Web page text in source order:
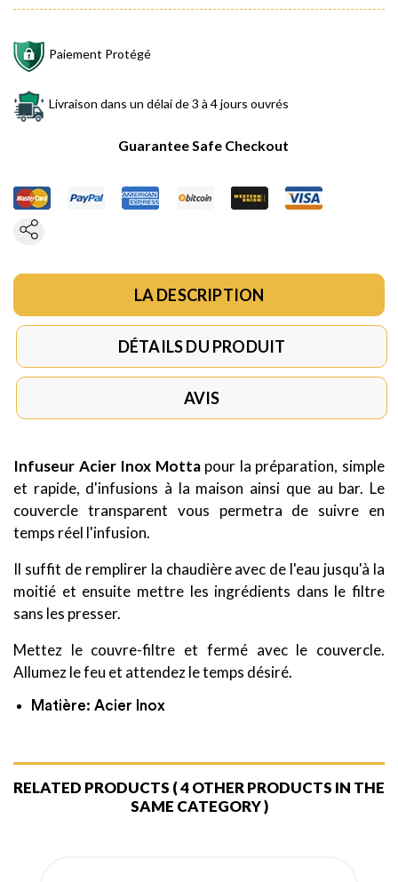
Paiement Protégé
Livraison dans un délai de 3 à 4 jours ouvrés
Guarantee Safe Checkout
LA DESCRIPTION
DÉTAILS DU PRODUIT
AVIS
Infuseur Acier Inox Mottapour la préparation, simple
et rapide, d'infusions à la maison ainsi que au bar. Le
couvercle transparent vous permetra de suivre en
temps réel l'infusion.
Il suffit de remplirer la chaudière avec de l'eau jusqu'à la
moitié et ensuite mettre les ingrédients dans le filtre
sans les presser.
Mettez le couvre-filtre et fermé avec le couvercle.
Allumez le feu et attendez le temps désiré.
Matière: Acier Inox
RELATED PRODUCTS ( 4 OTHER PRODUCTS IN THE
SAME CATEGORY )